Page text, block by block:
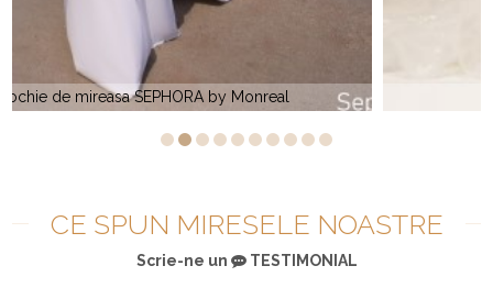
KAMILA by Monreal
CE SPUN MIRESELE NOASTRE
Scrie-ne un TESTIMONIAL